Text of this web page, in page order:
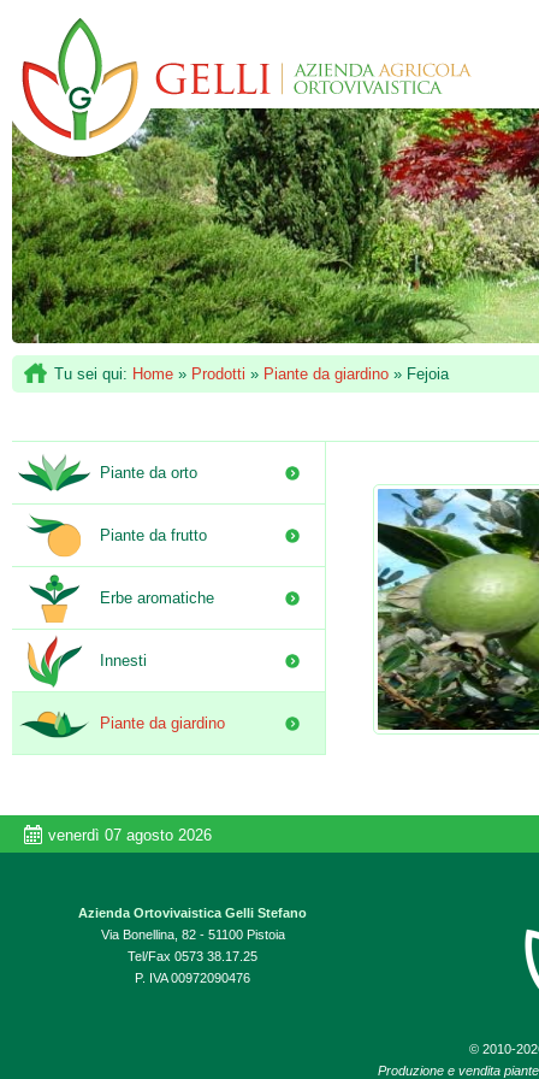
Tu sei qui: Home » Prodotti » Piante da giardino » Fejoia
Piante da orto
Piante da frutto
Erbe aromatiche
Innesti
Piante da giardino
venerdì 07 agosto 2026
Azienda Ortovivaistica Gelli Stefano
Via Bonellina, 82 - 51100 Pistoia
Tel/Fax 0573 38.17.25
P. IVA 00972090476
© 2010-
Produzione e vendita